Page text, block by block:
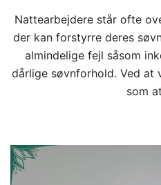
Nattearbejdere står ofte
der kan forstyrre deres
almindelige fejl såsom
dårlige søvnforhold. Ved
som